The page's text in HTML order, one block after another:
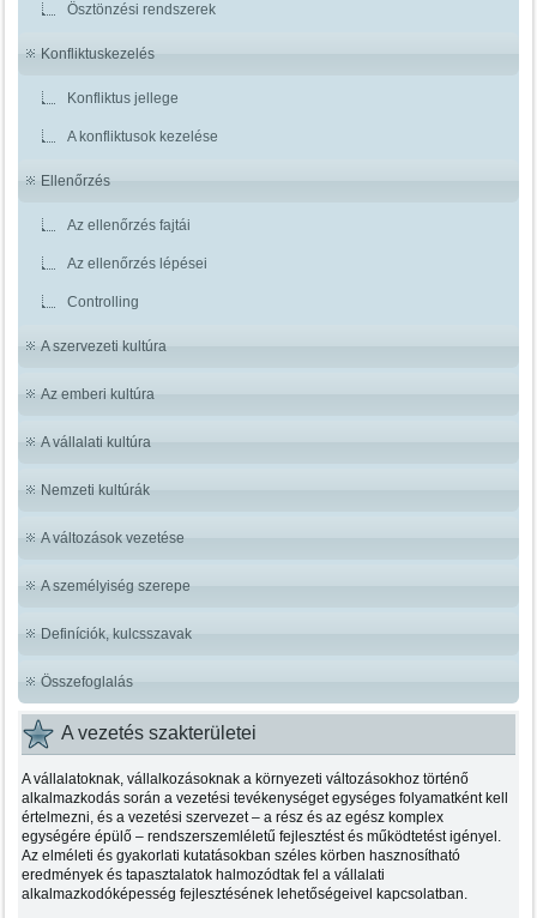
Ösztönzési rendszerek
Konfliktuskezelés
Konfliktus jellege
A konfliktusok kezelése
Ellenőrzés
Az ellenőrzés fajtái
Az ellenőrzés lépései
Controlling
A szervezeti kultúra
Az emberi kultúra
A vállalati kultúra
Nemzeti kultúrák
A változások vezetése
A személyiség szerepe
Definíciók, kulcsszavak
Összefoglalás
A vezetés szakterületei
A vállalatoknak, vállalkozásoknak a környezeti változásokhoz történő
alkalmazkodás során a vezetési tevékenységet egységes folyamatként kell
értelmezni, és a vezetési szervezet – a rész és az egész komplex
egységére épülő – rendszerszemléletű fejlesztést és működtetést igényel.
Az elméleti és gyakorlati kutatásokban széles körben hasznosítható
eredmények és tapasztalatok halmozódtak fel a vállalati
alkalmazkodóképesség fejlesztésének lehetőségeivel kapcsolatban.